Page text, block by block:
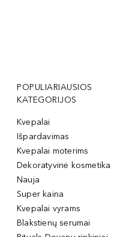
POPULIARIAUSIOS
KATEGORIJOS
Kvepalai
Išpardavimas
Kvepalai moterims
Dekoratyvinė kosmetika
Nauja
Super kaina
Kvepalai vyrams
Blakstienų serumai